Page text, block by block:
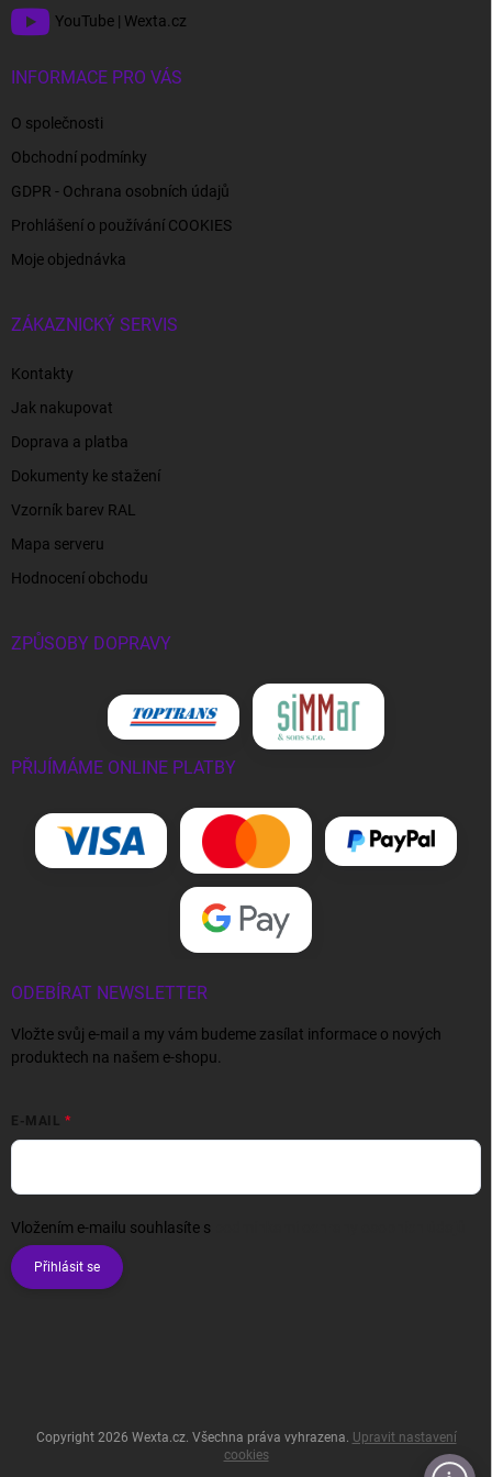
YouTube | Wexta.cz
INFORMACE PRO VÁS
O společnosti
Obchodní podmínky
GDPR - Ochrana osobních údajů
Prohlášení o používání COOKIES
Moje objednávka
ZÁKAZNICKÝ SERVIS
Kontakty
Jak nakupovat
Doprava a platba
Dokumenty ke stažení
Vzorník barev RAL
Mapa serveru
Hodnocení obchodu
ZPŮSOBY DOPRAVY
PŘIJÍMÁME ONLINE PLATBY
ODEBÍRAT NEWSLETTER
Vložte svůj e-mail a my vám budeme zasílat informace o nových
produktech na našem e-shopu.
E-MAIL
Vložením e-mailu souhlasíte s
Přihlásit se
Copyright 2026 Wexta.cz. Všechna práva vyhrazena. Upravit nastavení
cookies